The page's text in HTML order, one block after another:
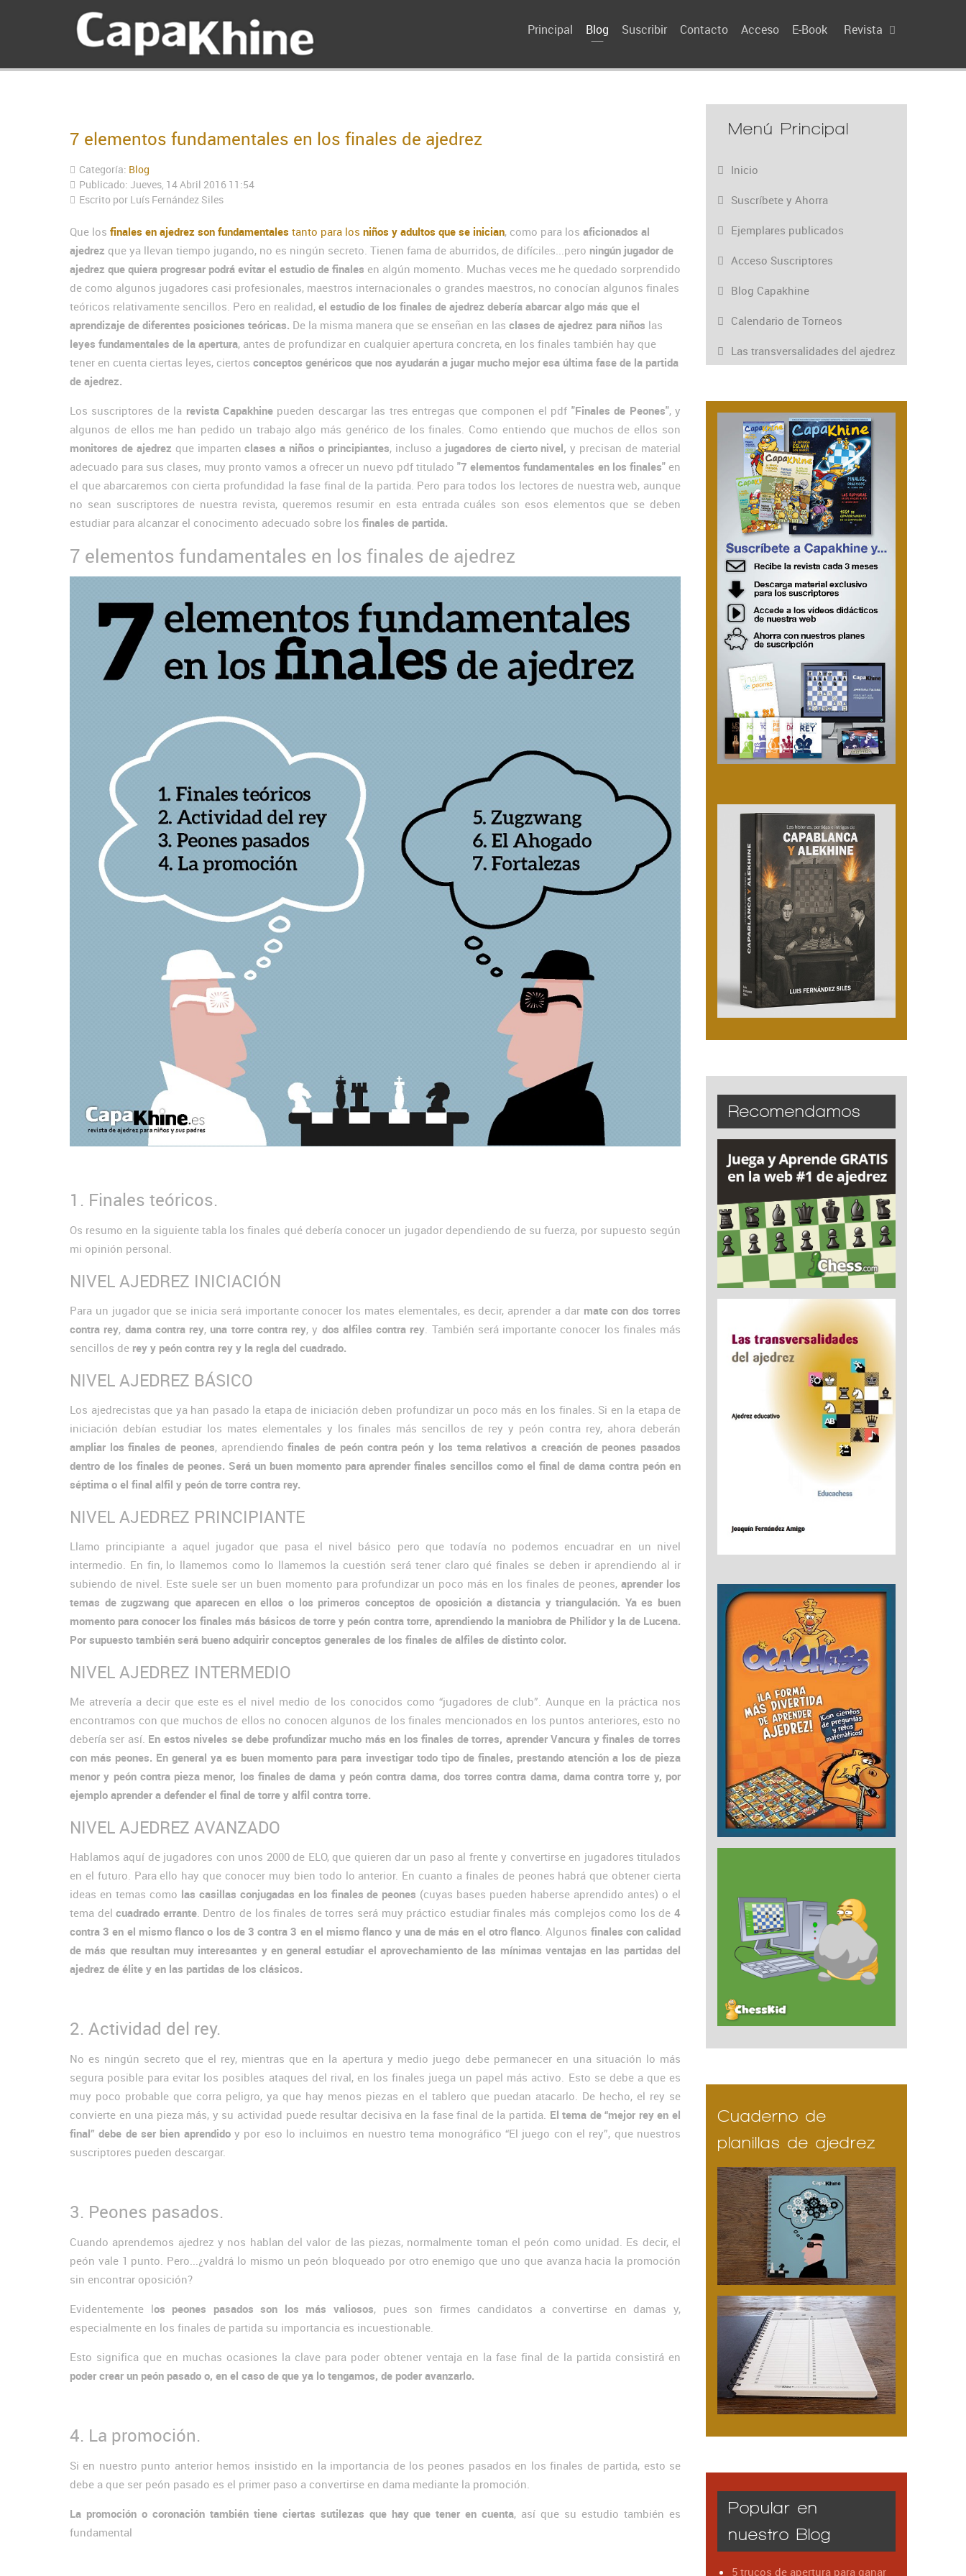
Principal Blog Suscribir Contacto Acceso E-Book Revista
7 elementos fundamentales en los finales de ajedrez
Categoría: Blog
Publicado: Jueves, 14 Abril 2016 11:54
Escrito por Luís Fernández Siles
Que los finales en ajedrez son fundamentales tanto para los niños y adultos que se inician, como para los aficionados al
ajedrez que ya llevan tiempo jugando, no es ningún secreto. Tienen fama de aburridos, de difíciles...pero ningún jugador de
ajedrez que quiera progresar podrá evitar el estudio de finales en algún momento. Muchas veces me he quedado sorprendido
de como algunos jugadores casi profesionales, maestros internacionales o grandes maestros, no conocían algunos finales
teóricos relativamente sencillos. Pero en realidad, el estudio de los finales de ajedrez debería abarcar algo más que el
aprendizaje de diferentes posiciones teóricas. De la misma manera que se enseñan en las clases de ajedrez para niños las
leyes fundamentales de la apertura, antes de profundizar en cualquier apertura concreta, en los finales también hay que
tener en cuenta ciertas leyes, ciertos conceptos genéricos que nos ayudarán a jugar mucho mejor esa última fase de la partida
de ajedrez.
Los suscriptores de la revista Capakhinepueden descargar las tres entregas que componen el pdf "Finales de Peones", y
algunos de ellos me han pedido un trabajo algo más genérico de los finales. Como entiendo que muchos de ellos son
monitores de ajedrez que impartenclases a niños o principiantes, incluso a jugadores de cierto nivel, y precisan de material
adecuado para sus clases, muy pronto vamos a ofrecer un nuevo pdf titulado"7 elementos fundamentales en los finales"en
el que abarcaremos con cierta profundidad la fase final de la partida. Pero para todos los lectores de nuestra web, aunque
no sean suscriptores de nuestra revista, queremos resumir en esta entrada cuáles son esos elementos que se deben
estudiar para alcanzar el conocimento adecuado sobre los finales de partida.
7 elementos fundamentales en los finales de ajedrez
1. Finales teóricos.
Os resumo en la siguiente tabla los finales qué debería conocer un jugador dependiendo de su fuerza, por supuesto según
mi opinión personal.
NIVEL AJEDREZ INICIACIÓN
Para un jugador que se inicia será importante conocer los mates elementales, es decir, aprender a dar mate con dos torres
contra rey, dama contra rey, una torre contra rey, y dos alfiles contra rey . También será importante conocer los finales más
sencillos de rey y peón contra rey y la regla del cuadrado.
NIVEL AJEDREZ BÁSICO
Los ajedrecistas que ya han pasado la etapa de iniciación deben profundizar un poco más en los finales. Si en la etapa de
iniciación debían estudiar los mates elementales y los finales más sencillos de rey y peón contra rey, ahora deberán
ampliar los finales de peones, aprendiendo finales de peón contra peón y los tema relativos a creación de peones pasados
dentro de los finales de peones. Será un buen momento para aprender finales sencillos como el final de dama contra peón en
séptima o el final alfil y peón de torre contra rey.
NIVEL AJEDREZ PRINCIPIANTE
Llamo principiante a aquel jugador que pasa el nivel básico pero que todavía no podemos encuadrar en un nivel
intermedio. En fin, lo llamemos como lo llamemos la cuestión será tener claro qué finales se deben ir aprendiendo al ir
subiendo de nivel. Este suele ser un buen momento para profundizar un poco más en los finales de peones,aprender los
temas de zugzwang que aparecen en ellos o los primeros conceptos de oposición a distancia y triangulación. Ya es buen
momento para conocer los finales más básicos de torre y peón contra torre, aprendiendo la maniobra de Philidor y la de Lucena.
Por supuesto también será bueno adquirir conceptos generales de los finales de alfiles de distinto color.
NIVEL AJEDREZ INTERMEDIO
Me atrevería a decir que este es el nivel medio de los conocidos como “jugadores de club”. Aunque en la práctica nos
encontramos con que muchos de ellos no conocen algunos de los finales mencionados en los puntos anteriores, esto no
debería ser así. En estos niveles se debe profundizar mucho más en los finales de torres, aprender Vancura y finales de torres
con más peones. En general ya es buen momento para para investigar todo tipo de finales, prestando atención a los de pieza
menor y peón contra pieza menor, los finales de dama y peón contra dama, dos torres contra dama, dama contra torre y, por
ejemplo aprender a defender el final de torre y alfil contra torre.
NIVEL AJEDREZ AVANZADO
Hablamos aquí de jugadores con unos 2000 de ELO, que quieren dar un paso al frente y convertirse en jugadores titulados
en el futuro. Para ello hay que conocer muy bien todo lo anterior. En cuanto a finales de peones habrá que obtener cierta
ideas en temas como las casillas conjugadas en los finales de peones (cuyas bases pueden haberse aprendido antes) o el
tema delcuadrado errante. Dentro de los finales de torres será muy práctico estudiar finales más complejos como los de4
contra 3 en el mismo flanco o los de 3 contra 3 en el mismo flanco y una de más en el otro flanco . Algunos finales con calidad
de más que resultan muy interesantes y en general estudiar el aprovechamiento de las mínimas ventajas en las partidas del
ajedrez de élite y en las partidas de los clásicos.
2. Actividad del rey.
No es ningún secreto que el rey, mientras que en la apertura y medio juego debe permanecer en una situación lo más
segura posible para evitar los posibles ataques del rival, en los finales juega un papel más activo. Esto se debe a que es
muy poco probable que corra peligro, ya que hay menos piezas en el tablero que puedan atacarlo. De hecho, el rey se
convierte en una pieza más, y su actividad puede resultar decisiva en la fase final de la partida. El tema de “mejor rey en el
final” debe de ser bien aprendidoy por eso lo incluimos en nuestro tema monográfico “El juego con el rey”, que nuestros
suscriptores pueden descargar.
3. Peones pasados.
Cuando aprendemos ajedrez y nos hablan del valor de las piezas, normalmente toman el peón como unidad. Es decir, el
peón vale 1 punto. Pero...¿valdrá lo mismo un peón bloqueado por otro enemigo que uno que avanza hacia la promoción
sin encontrar oposición?
Evidentemente los peones pasados son los más valiosos, pues son firmes candidatos a convertirse en damas y,
especialmente en los finales de partida su importancia es incuestionable.
Esto significa que en muchas ocasiones la clave para poder obtener ventaja en la fase final de la partida consistirá en
poder crear un peón pasado o, en el caso de que ya lo tengamos, de poder avanzarlo.
4. La promoción.
Si en nuestro punto anterior hemos insistido en la importancia de los peones pasados en los finales de partida, esto se
debe a que ser peón pasado es el primer paso a convertirse en dama mediante la promoción.
La promoción o coronación también tiene ciertas sutilezas que hay que tener en cuenta, así que su estudio también es
fundamental
Menú Principal
Inicio
Suscríbete y Ahorra
Ejemplares publicados
Acceso Suscriptores
Blog Capakhine
Calendario de Torneos
Las transversalidades del ajedrez
Recomendamos
Cuaderno de
planillas de ajedrez
Popular en
nuestro Blog
5 trucos de apertura para ganar